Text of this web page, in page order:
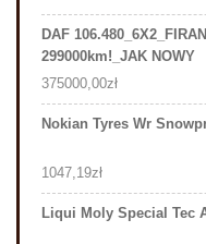
DAF
299000km!_JAK NOWY
375000,00zł
Nokian Tyres Wr
1047,19zł
Liqui Moly Special Tec